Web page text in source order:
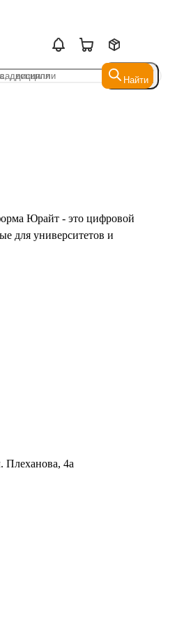
Найти
Найти
Юрайт - это цифровой
для университетов и
Плеханова, 4а